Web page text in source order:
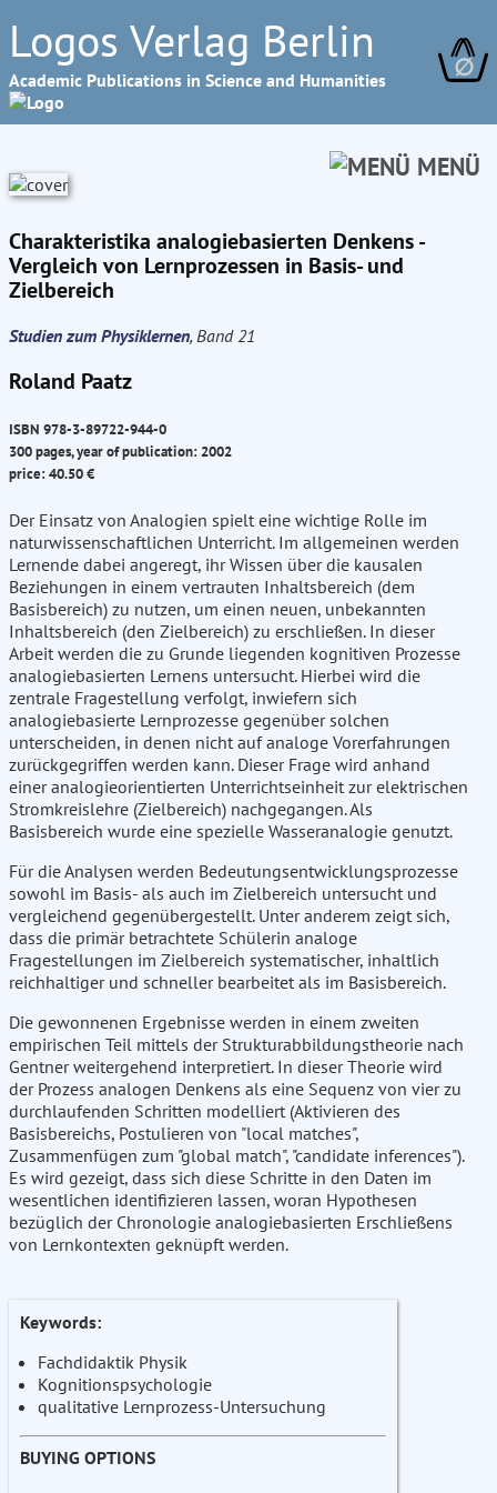
Logos Verlag Berlin
Academic Publications in Science and Humanities ∅
MENÜ
Charakteristika analogiebasierten Denkens -
Vergleich von Lernprozessen in Basis- und
Zielbereich
Studien zum Physiklernen, Band 21
Roland Paatz
ISBN 978-3-89722-944-0
300 pages, year of publication: 2002
price: 40.50 €
Der Einsatz von Analogien spielt eine wichtige Rolle im
naturwissenschaftlichen Unterricht. Im allgemeinen werden
Lernende dabei angeregt, ihr Wissen über die kausalen
Beziehungen in einem vertrauten Inhaltsbereich (dem
Basisbereich) zu nutzen, um einen neuen, unbekannten
Inhaltsbereich (den Zielbereich) zu erschließen. In dieser
Arbeit werden die zu Grunde liegenden kognitiven Prozesse
analogiebasierten Lernens untersucht. Hierbei wird die
zentrale Fragestellung verfolgt, inwiefern sich
analogiebasierte Lernprozesse gegenüber solchen
unterscheiden, in denen nicht auf analoge Vorerfahrungen
zurückgegriffen werden kann. Dieser Frage wird anhand
einer analogieorientierten Unterrichtseinheit zur elektrischen
Stromkreislehre (Zielbereich) nachgegangen. Als
Basisbereich wurde eine spezielle Wasseranalogie genutzt.
Für die Analysen werden Bedeutungsentwicklungsprozesse
sowohl im Basis- als auch im Zielbereich untersucht und
vergleichend gegenübergestellt. Unter anderem zeigt sich,
dass die primär betrachtete Schülerin analoge
Fragestellungen im Zielbereich systematischer, inhaltlich
reichhaltiger und schneller bearbeitet als im Basisbereich.
Die gewonnenen Ergebnisse werden in einem zweiten
empirischen Teil mittels der Strukturabbildungstheorie nach
Gentner weitergehend interpretiert. In dieser Theorie wird
der Prozess analogen Denkens als eine Sequenz von vier zu
durchlaufenden Schritten modelliert (Aktivieren des
Basisbereichs, Postulieren von "local matches",
Zusammenfügen zum "global match", "candidate inferences").
Es wird gezeigt, dass sich diese Schritte in den Daten im
wesentlichen identifizieren lassen, woran Hypothesen
bezüglich der Chronologie analogiebasierten Erschließens
von Lernkontexten geknüpft werden.
Keywords:
Fachdidaktik Physik
Kognitionspsychologie
qualitative Lernprozess-Untersuchung
BUYING OPTIONS